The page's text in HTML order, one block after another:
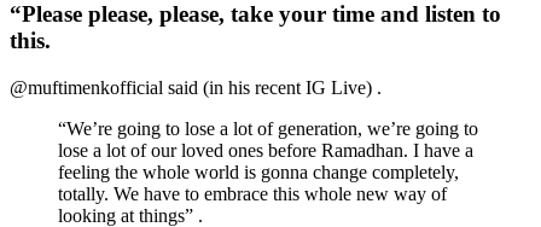
“Please please, please, take your time and listen to
this.
@muftimenkofficial said (in his recent IG Live) .
“We’re going to lose a lot of generation, we’re going to
lose a lot of our loved ones before Ramadhan. I have a
feeling the whole world is gonna change completely,
totally. We have to embrace this whole new way of
looking at things” .